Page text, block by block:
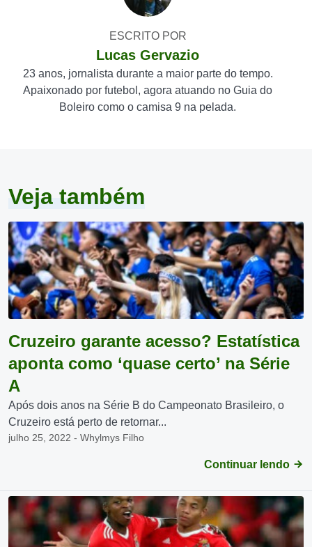
ESCRITO POR
Lucas Gervazio
23 anos, jornalista durante a maior parte do tempo.
Apaixonado por futebol, agora atuando no Guia do
Boleiro como o camisa 9 na pelada.
Veja também
Cruzeiro garante acesso? Estatística
aponta como ‘quase certo’ na Série
A
Após dois anos na Série B do Campeonato Brasileiro, o
Cruzeiro está perto de retornar...
julho 25, 2022 - Whylmys Filho
Continuar lendo